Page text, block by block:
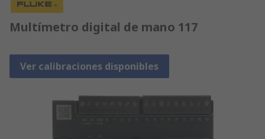
Multímetro digital de mano 117
Ver calibraciones disponibles